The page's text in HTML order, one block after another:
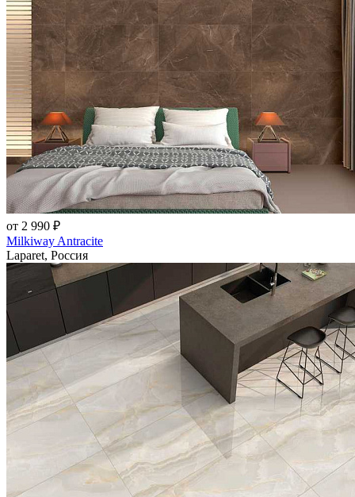
от 2 990 ₽
Milkiway Antracite
Laparet, Россия